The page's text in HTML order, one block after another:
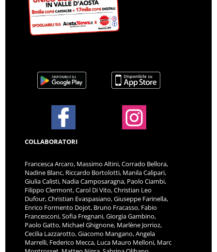
COLLABORATORI
Francesca Arcaro, Massimo Altini, Corrado Bellora,
Nadine Blanc, Riccardo Bortolotti, Manila Calipari,
Giulia Calisti, Nadia Camposaragna, Paolo Ciambi,
Filippo Clermont, Carol Di Vito, Christian Leo
Dufour, Christian Evaspasiano, Giuseppe Farinella,
Enrico Formento Dojot, Bruno Fracasso, Fabio
Francesconi, Sofia Fregnani, Giorgia Gambino,
Paolo Gatto, Michael Ghignone, Marlène Jorrioz,
Cecilia Lazzarotto, Giacomo Mangano, Angela
Marrelli, Federico Mecca, Luca Mauro Melloni, Marc